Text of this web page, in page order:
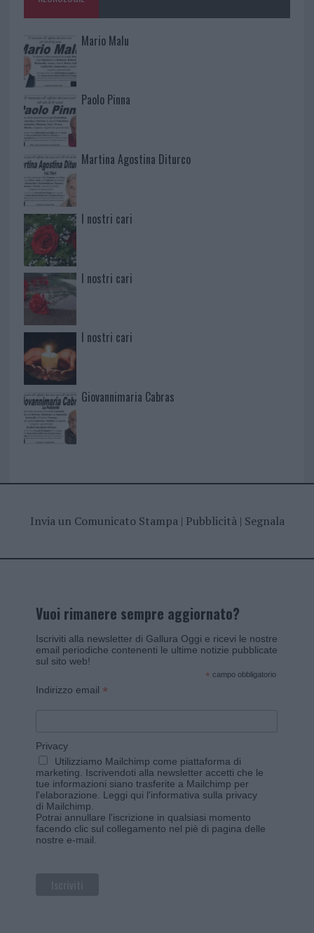
Mario Malu
Paolo Pinna
Martina Agostina Diturco
I nostri cari
I nostri cari
I nostri cari
Giovannimaria Cabras
Invia un Comunicato Stampa| Pubblicità| Segnala
Vuoi rimanere sempre aggiornato?
Iscriviti alla newsletter di Gallura Oggi e ricevi le nostre
email periodiche contenenti le ultime notizie pubblicate
sul sito web!
* campo obbligatorio
Indirizzo email *
Privacy
Utilizziamo Mailchimp come piattaforma di
marketing. Iscrivendoti alla newsletter accetti che le
tue informazioni siano trasferite a Mailchimp per
l'elaborazione. Leggi qui l'informativa sulla privacy
di Mailchimp
Potrai annullare l'iscrizione in qualsiasi momento
facendo clic sul collegamento nel piè di pagina delle
nostre e-mail.